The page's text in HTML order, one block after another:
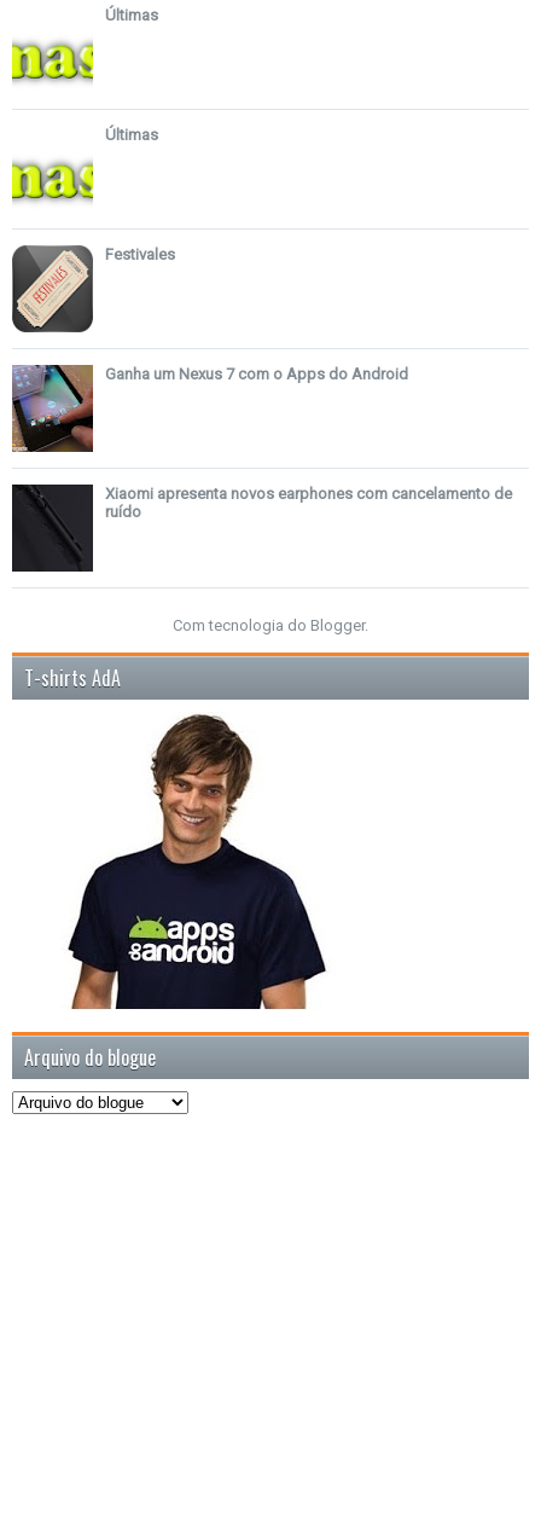
Últimas
Últimas
Festivales
Ganha um Nexus 7 com o Apps do Android
Xiaomi apresenta novos earphones com cancelamento de
ruído
Com tecnologia do Blogger.
T-shirts AdA
Arquivo do blogue